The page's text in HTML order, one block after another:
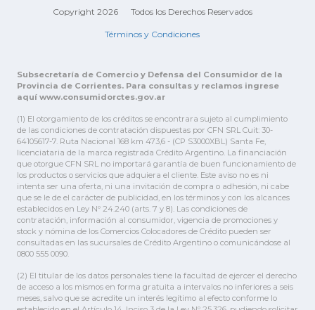
Copyright 2026 Todos los Derechos Reservados
Términos y Condiciones
Subsecretaría de Comercio y Defensa del Consumidor de la
Provincia de Corrientes. Para consultas y reclamos ingrese
aquí www.consumidorctes.gov.ar
(1) El otorgamiento de los créditos se encontrara sujeto al cumplimiento
de las condiciones de contratación dispuestas por CFN SRL Cuit: 30-
64105617-7. Ruta Nacional 168 km 473,6 - (CP S3000XBL) Santa Fe,
licenciataria de la marca registrada Crédito Argentino. La financiación
que otorgue CFN SRL no importará garantía de buen funcionamiento de
los productos o servicios que adquiera el cliente. Este aviso no es ni
intenta ser una oferta, ni una invitación de compra o adhesión, ni cabe
que se le de el carácter de publicidad, en los términos y con los alcances
establecidos en Ley Nº 24.240 (arts. 7 y 8). Las condiciones de
contratación, información al consumidor, vigencia de promociones y
stock y nómina de los Comercios Colocadores de Crédito pueden ser
consultadas en las sucursales de Crédito Argentino o comunicándose al
0800 555 0090.
(2) El titular de los datos personales tiene la facultad de ejercer el derecho
de acceso a los mismos en forma gratuita a intervalos no inferiores a seis
meses, salvo que se acredite un interés legítimo al efecto conforme lo